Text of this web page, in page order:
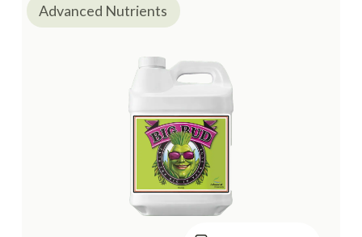
Advanced Nutrients